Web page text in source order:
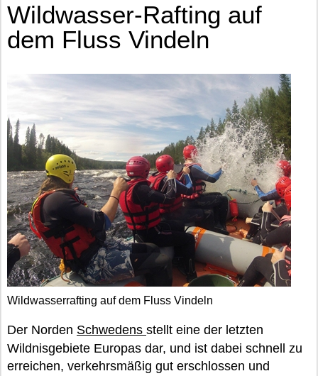
Wildwasser-Rafting auf
dem Fluss Vindeln
Wildwasserrafting auf dem Fluss Vindeln
Der Norden Schwedens stellt eine der letzten
Wildnisgebiete Europas dar, und ist dabei schnell zu
erreichen, verkehrsmäßig gut erschlossen und